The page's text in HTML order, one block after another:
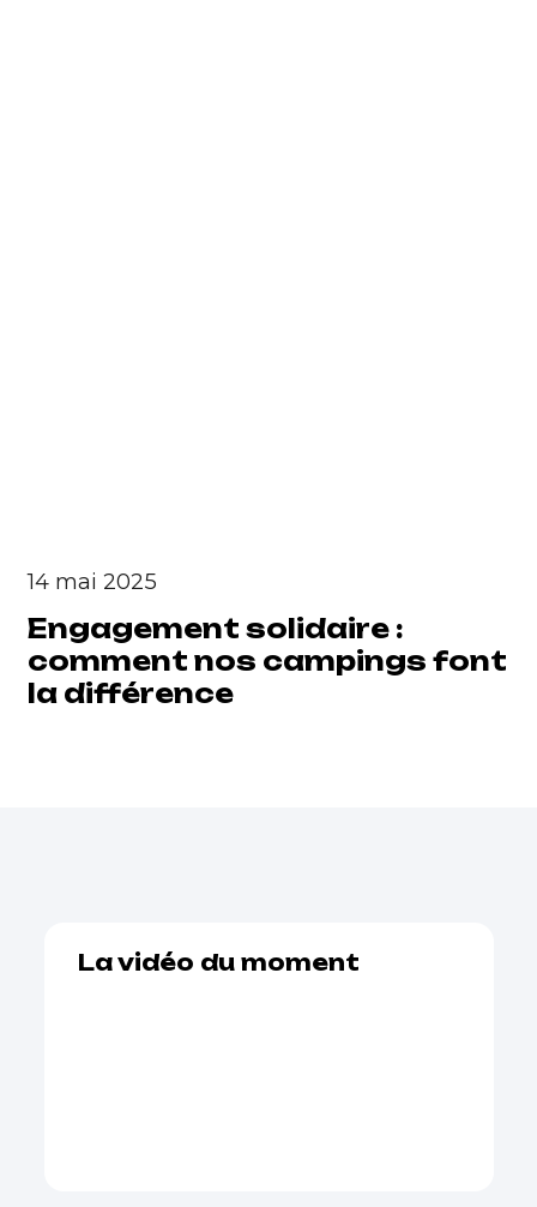
14 mai 2025
Engagement solidaire :
comment nos campings font
la différence
La vidéo du moment